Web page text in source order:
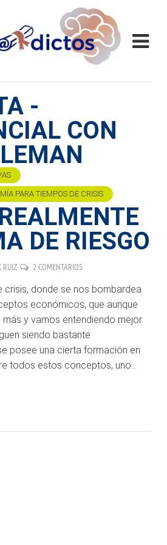
-
CON
PARA TIEMPOS DE CRISIS
DE RIESGO
RUIZ 2 COMENTARIOS
crisis, donde se nos bombardea
económicos, que aunque
y vamos entendiendo mejor
siendo bastante
posee una cierta formación en
todos estos conceptos, uno...